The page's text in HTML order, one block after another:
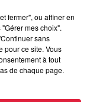
près ou de loin à
RDV à 20h à la
juillet 2019 RDV
PETR Sélestat
de
fermer", ou affiner en
mes choix".
sans
pour ce site. Vous
à tout
de chaque page.